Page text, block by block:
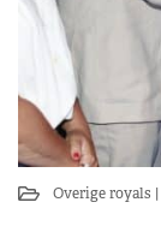
Overige royals